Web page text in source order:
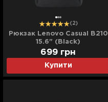
(2)
Рюкзак Lenovo Casual B210
15.6" (Black)
Купити
699 грн